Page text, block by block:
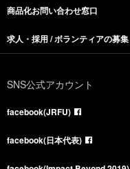
商品化お問い合わせ窓口
求人・採用 / ボランティアの募集
SNS公式アカウント
facebook(JRFU)
facebook(日本代表)